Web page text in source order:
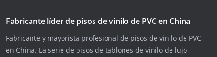
Fabricante líder de pisos de vinilo de PVC en China
Fabricante y mayorista profesional de pisos de vinilo de PVC
en China. La serie de pisos de tablones de vinilo de lujo